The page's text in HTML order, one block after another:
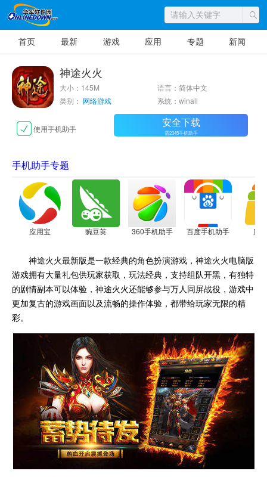
首页 最新 游戏 应用 专题 新闻
神途火火
大小：145M
语言：简体中文
类别： 网络游戏 系统：winall
使用手机助手 安全下载
需2345手机助手
手机助手专题
应用宝 豌豆荚 360手机助手 百度手机助手 应
神途火火最新版是一款经典的角色扮演游戏，神途火火电脑版
游戏拥有大量礼包供玩家获取，玩法经典，支持组队开黑，有独特
的剧情副本可以体验，神途火火还能够参与万人同屏战役，游戏中
更加复古的游戏画面以及流畅的操作体验，都带给玩家无限的精
彩。